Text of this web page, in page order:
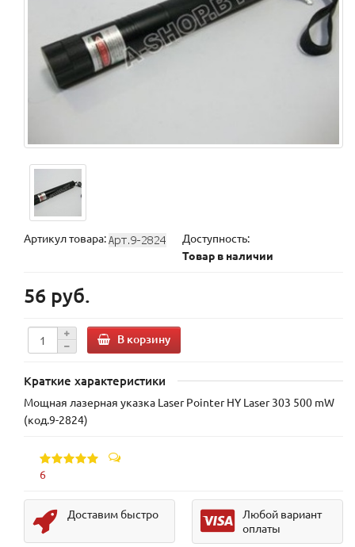
Артикул товара:
Доступность:
Товар в наличии
56 руб.
В корзину
Краткие характеристики
Мощная лазерная указка Laser Pointer HY Laser 303 500 mW
(код.9-2824)
6
Доставим быстро
Любой вариант
оплаты